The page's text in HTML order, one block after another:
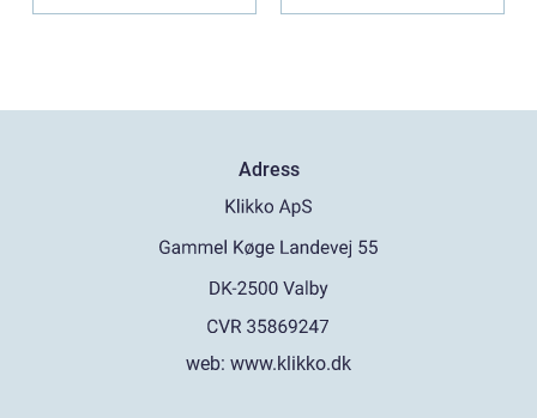
Adress
web: www.klikko.dk